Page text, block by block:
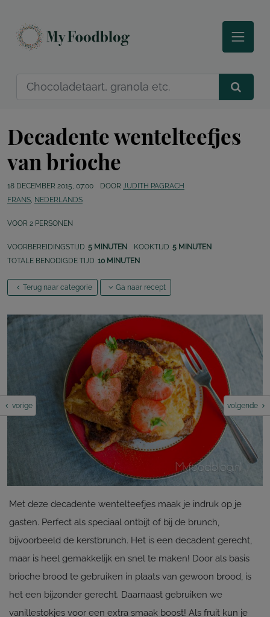
Decadente wentelteefjes
van brioche
18 DECEMBER 2015, 07:00 DOOR JUDITH PAGRACH
FRANS, NEDERLANDS
VOOR 2 PERSONEN
VOORBEREIDINGSTIJD 5 MINUTEN KOOKTIJD 5 MINUTEN
TOTALE BENODIGDE TIJD 10 MINUTEN
Terug naar categorie Ga naar recept
vorige volgende
Met deze decadente wentelteefjes maak je indruk op je
gasten. Perfect als speciaal ontbijt of bij de brunch,
bijvoorbeeld de kerstbrunch. Het is een decadent gerecht,
maar is heel gemakkelijk en snel te maken! Door als basis
brioche brood te gebruiken in plaats van gewoon brood, is
het een bijzonder gerecht. Daarnaast gebruiken we
vanillestokjes voor een extra smaak boost! Als fruit kun je